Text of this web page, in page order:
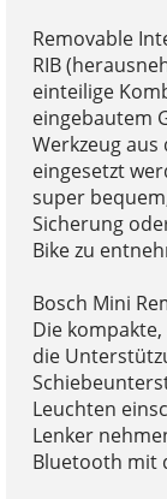
Removable
RIB
einteilige
eingebautem
Werkzeug
eingesetzt
super
Sicherung
Bike zu
Bosch Mini
Die
die
Leuchten
Lenker
Bluetooth mit